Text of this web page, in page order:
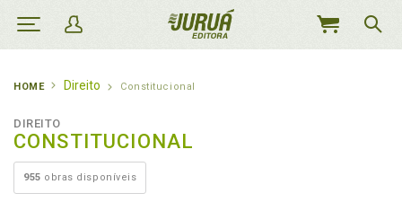
MEU
HOME Direito Constitucional
DIREITO
CONSTITUCIONAL
955 obras disponíveis